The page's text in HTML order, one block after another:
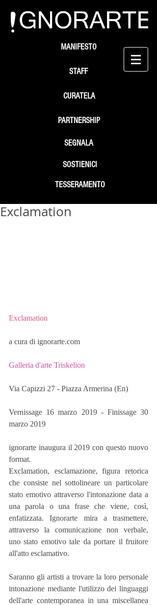
STAFF
SEGNALA
SOSTIENICI
MANIFESTO
PARTNERSHIP
TESSERAMENTO
CURATELA
Exclamation
Exclamation
a cura di ignorarte.com
Galleria d'arte Triskelion
Via Capizzi 27 - Piazza Armerina (En)
Vernissage 16 marzo 2019 - Finissage 30
marzo 2019
ignorarte inaugura il 2019 con questo nuovo
format.
Exclamation, esclamazione, figura retorica
che consiste nel sottolineare un particolare
stato emotivo attraverso l'intonazione data a
una parola o una frase che viene, così,
enfatizzata. Ignorarte mira a trasmettere,
attraverso la comunicazione non verbale,
uno stato emotivo tale da portare il fruitore
all'atto esclamativo.
Saranno gli artisti a trovare la loro personale
intonazione mediante l'utilizzo dei linguaggi
dell'arte contemporanea in una miscellanea